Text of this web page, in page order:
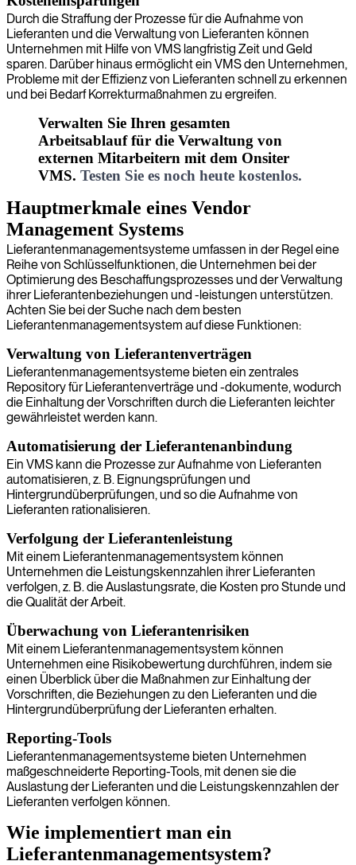
Durch die Straffung der Prozesse für die Aufnahme von
Lieferanten und die Verwaltung von Lieferanten können
Unternehmen mit Hilfe von VMS langfristig Zeit und Geld
sparen. Darüber hinaus ermöglicht ein VMS den Unternehmen,
Probleme mit der Effizienz von Lieferanten schnell zu erkennen
und bei Bedarf Korrekturmaßnahmen zu ergreifen.
Verwalten Sie Ihren gesamten
Arbeitsablauf für die Verwaltung von
externen Mitarbeitern mit dem Onsiter
VMS. Testen Sie es noch heute kostenlos.
Hauptmerkmale eines Vendor
Management Systems
Lieferantenmanagementsysteme umfassen in der Regel eine
Reihe von Schlüsselfunktionen, die Unternehmen bei der
Optimierung des Beschaffungsprozesses und der Verwaltung
ihrer Lieferantenbeziehungen und -leistungen unterstützen.
Achten Sie bei der Suche nach dem besten
Lieferantenmanagementsystem auf diese Funktionen:
Verwaltung von Lieferantenverträgen
Lieferantenmanagementsysteme bieten ein zentrales
Repository für Lieferantenverträge und -dokumente, wodurch
die Einhaltung der Vorschriften durch die Lieferanten leichter
gewährleistet werden kann.
Automatisierung der Lieferantenanbindung
Ein VMS kann die Prozesse zur Aufnahme von Lieferanten
automatisieren, z. B. Eignungsprüfungen und
Hintergrundüberprüfungen, und so die Aufnahme von
Lieferanten rationalisieren.
Verfolgung der Lieferantenleistung
Mit einem Lieferantenmanagementsystem können
Unternehmen die Leistungskennzahlen ihrer Lieferanten
verfolgen, z. B. die Auslastungsrate, die Kosten pro Stunde und
die Qualität der Arbeit.
Überwachung von Lieferantenrisiken
Mit einem Lieferantenmanagementsystem können
Unternehmen eine Risikobewertung durchführen, indem sie
einen Überblick über die Maßnahmen zur Einhaltung der
Vorschriften, die Beziehungen zu den Lieferanten und die
Hintergrundüberprüfung der Lieferanten erhalten.
Reporting-Tools
Lieferantenmanagementsysteme bieten Unternehmen
maßgeschneiderte Reporting-Tools, mit denen sie die
Auslastung der Lieferanten und die Leistungskennzahlen der
Lieferanten verfolgen können.
Wie implementiert man ein
Lieferantenmanagementsystem?